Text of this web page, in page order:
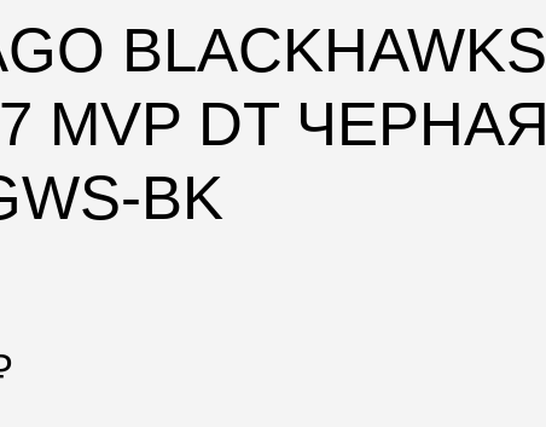
BLACKHAWKS
MVP DT ЧЕРНАЯ
BK